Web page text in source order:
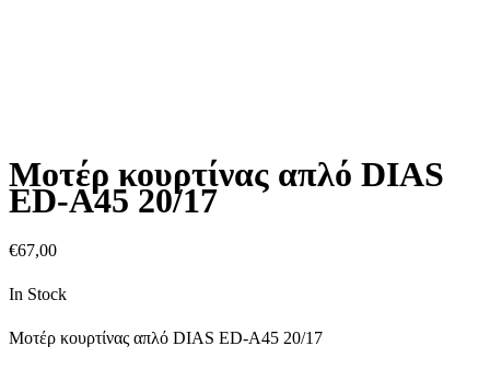
Μοτέρ κουρτίνας απλό DIAS
ED-A45 20/17
€67,00
In Stock
Μοτέρ κουρτίνας απλό DIAS ED-A45 20/17